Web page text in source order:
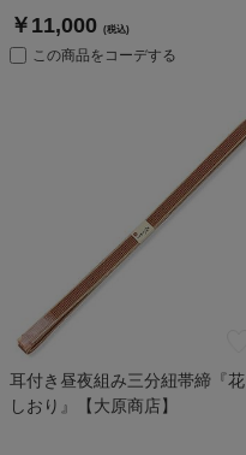
￥11,000 (税込)
この商品をコーデする
耳付き昼夜組み三分紐帯締『花
しおり』【大原商店】